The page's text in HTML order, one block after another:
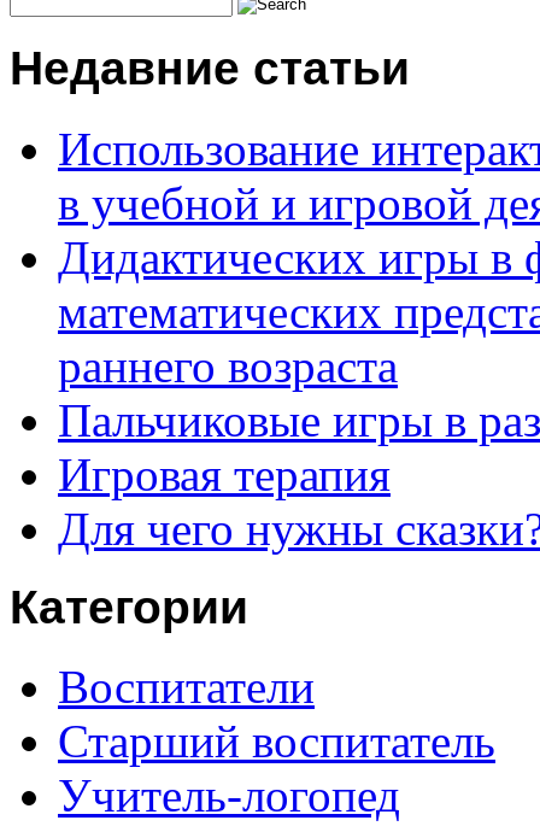
Недавние статьи
Использование
в учебной и игровой
Дидактических игры в
математических
раннего возраста
Пальчиковые игры в
Игровая терапия
Для чего нужны
Категории
Воспитатели
Старший воспитатель
Учитель-логопед